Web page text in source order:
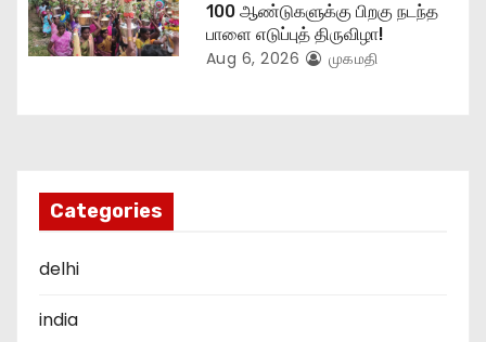
100 ஆண்டுகளுக்கு பிறகு நடந்த
பாளை எடுப்புத் திருவிழா!
Aug 6, 2026 முகமதி
Categories
delhi
india